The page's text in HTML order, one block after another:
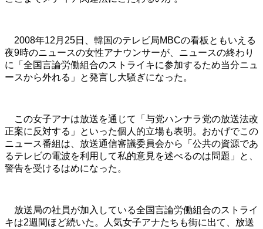
2008年12月25日、韓国のテレビ局MBCの看板ともいえる
夜9時のニュースの女性アナウンサーが、ニュースの終わり
に「全国言論労働組合のストライキに参加するため当分ニュ
ースから外れる」と発言し大騒ぎになった。
この女子アナは放送を通じて「与党ハンナラ党の放送法改
正案に反対する」といった個人的立場も表明。おかげでこの
ニュース番組は、放送通信審議委員会から「公共の資源であ
るテレビの電波を利用して私的意見を述べるのは問題」と、
警告を受けるはめになった。
放送局の社員が加入している全国言論労働組合のストライ
キは2週間ほど続いた。人気女子アナたちも街に出て、放送